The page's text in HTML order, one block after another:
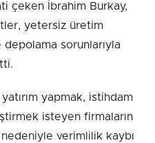
çeken İbrahim Burkay,
yetersiz üretim
sorunlarıyla
yapmak, istihdam
isteyen firmaların
verimlilik kaybı